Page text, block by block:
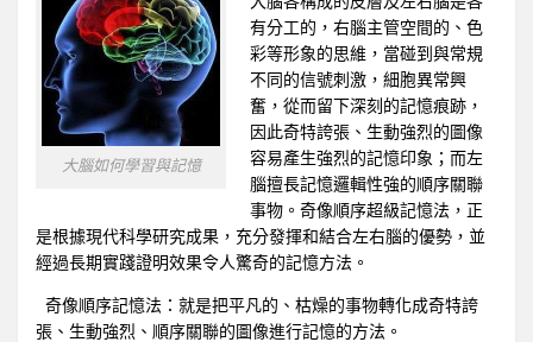
大腦如何學習與記憶
有分工的，右腦主管空間的、色
彩等形象的思維，當碰到與常規
不同的信號刺激，細胞異常興
奮，從而留下深刻的記憶痕跡，
因此奇特誇張、生動強烈的圖像
容易產生強烈的記憶印象；而左
腦擅長記憶邏輯性強的順序關聯
事物。奇像順序超級記憶法，正
是根據現代科學研究成果，充分發揮和結合左右腦的優勢，並
經過長期實踐證明效果令人驚奇的記憶方法。
奇像順序記憶法：就是把平凡的、枯燥的事物轉化成奇特誇
張、生動強烈、順序關聯的圖像進行記憶的方法。